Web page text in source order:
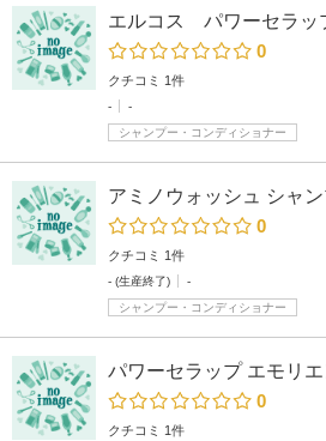
エルコス パワーセラッ
0
クチコミ 1件
-
-
シャンプー・コンディショナー
アミノウォッシュ シャ
0
クチコミ 1件
- (生産終了)
-
シャンプー・コンディショナー
パワーセラップ エモリ
0
クチコミ 1件